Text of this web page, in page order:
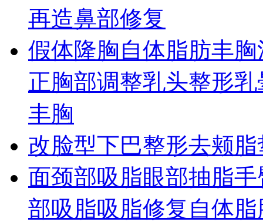
再造鼻部修复
假体隆胸自体脂肪丰胸
正胸部调整乳头整形乳
丰胸
改脸型下巴整形去颊脂
面颈部吸脂眼部抽脂手
部吸脂吸脂修复 自体脂